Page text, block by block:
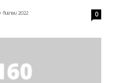
กันยายน 2022 0